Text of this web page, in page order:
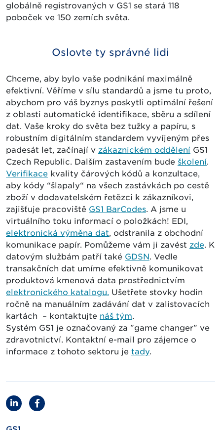
globálně registrovaných v GS1 se stará 118
poboček ve 150 zemích světa.
Oslovte ty správné lidi
Chceme, aby bylo vaše podnikání maximálně
efektivní. Věříme v sílu standardů a jsme tu proto,
abychom pro váš byznys poskytli optimální řešení
z oblasti automatické identifikace, sběru a sdílení
dat. Vaše kroky do světa bez tužky a papíru, s
robustním digitálním standardem vyvíjeným přes
padesát let, začínají v zákaznickém oddělení GS1
Czech Republic. Dalším zastavením bude školení.
Verifikace kvality čárových kódů a konzultace,
aby kódy “šlapaly“ na všech zastávkách po cestě
zboží v dodavatelském řetězci k zákazníkovi,
zajišťuje pracoviště GS1 BarCodes. A jsme u
virtuálního toku informací o položkách! EDI,
elektronická výměna dat, odstranila z obchodní
komunikace papír. Pomůžeme vám ji zavést zde. K
datovým službám patří také GDSN. Vedle
transakčních dat umíme efektivně komunikovat
produktová kmenová data prostřednictvím
elektronického katalogu. Ušetřete stovky hodin
ročně na manuálním zadávání dat v zalistovacích
kartách – kontaktujte náš tým.
Systém GS1 je označovaný za "game changer" ve
zdravotnictví. Kontaktní e-mail pro zájemce o
informace z tohoto sektoru je tady.